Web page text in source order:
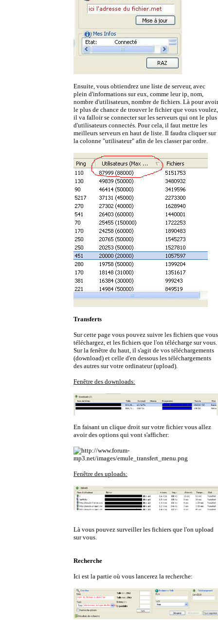
Ensuite, vous obtiendrez une liste de serveur, avec
plein d'informations sur eux, comme leur ip, nom,
nombre d'utilisateurs, nombre de fichiers. Là pour avoir
le plus de chance de trouver le fichier que vous voulez,
il va falloir se connecter sur les serveurs qui ont le plus
d'utilisateurs connectés. Pour cela, il faut mettre les
meilleurs serveurs en haut de liste. Il faudra cliquer sur
la colonne "utilisateur" afin de les classer par ordre.
Transferts
Sur cette page vous pouvez suivre les fichiers que vous
téléchargez, et les fichiers que l'on télécharge sur vous.
Sur la fenêtre du haut, il s'agit de vos téléchargements
(download) et celle d'en dessous les téléchargements
des autres sur votre ordinateur (upload).
Fenêtre des downloads:
En faisant un clique droit sur votre fichier vous allez
avoir des options qui vont s'afficher:
Fenêtre des uploads:
Là vous pouvez surveiller les fichiers que l'on upload
sur vous.
Recherche
Ici est la partie où vous lancerez la recherche: